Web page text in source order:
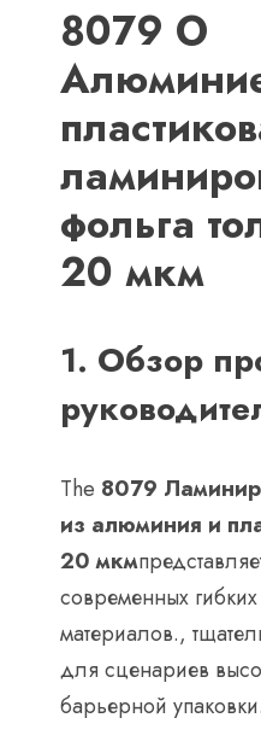
8079 O
фольга
20 мкм
1. Обзор
The 8079
из алюминия и
20 мкм
современных
материалов.,
для сценариев
барьерной упаковки.